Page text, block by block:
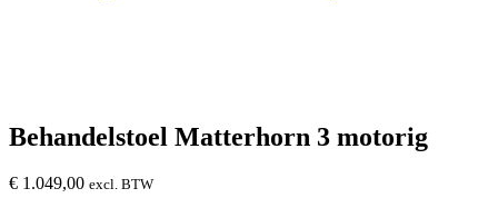
Behandelstoel Matterhorn 3 motorig
€ 1.049,00 excl. BTW